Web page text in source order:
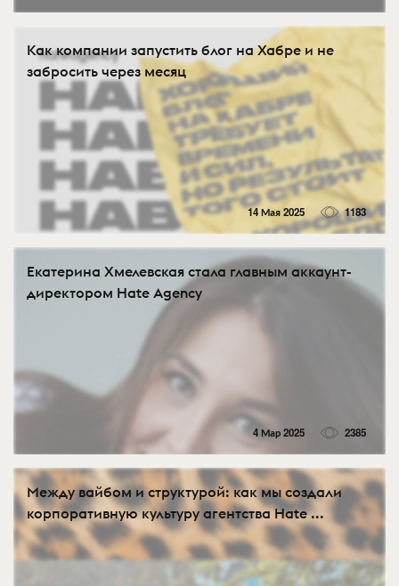
Как компании запустить блог на Хабре и не
забросить через месяц
14 Мая 2025 1183
Екатерина Хмелевская стала главным аккаунт-
директором Hate Agency
4 Мар 2025 2385
Между вайбом и структурой: как мы создали
корпоративную культуру агентства Hate ...